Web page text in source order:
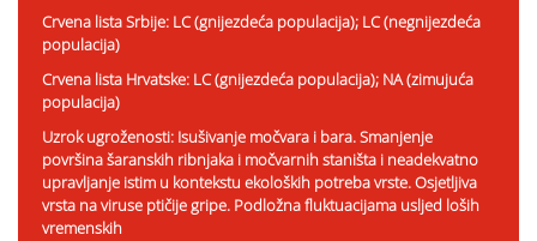
Crvena lista Srbije: LC (gnijezdeća populacija); LC (negnijezdeća
populacija)
Crvena lista Hrvatske: LC (gnijezdeća populacija); NA (zimujuća
populacija)
Uzrok ugroženosti: Isušivanje močvara i bara. Smanjenje
površina šaranskih ribnjaka i močvarnih staništa i neadekvatno
upravljanje istim u kontekstu ekoloških potreba vrste. Osjetljiva
vrsta na viruse ptičije gripe. Podložna fluktuacijama usljed loših
vremenskih